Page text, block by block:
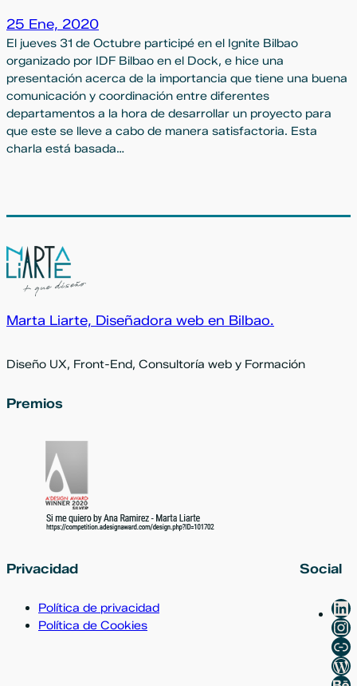
25 Ene, 2020
El jueves 31 de Octubre participé en el Ignite Bilbao
organizado por IDF Bilbao en el Dock, e hice una
presentación acerca de la importancia que tiene una buena
comunicación y coordinación entre diferentes
departamentos a la hora de desarrollar un proyecto para
que este se lleve a cabo de manera satisfactoria. Esta
charla está basada…
Marta Liarte, Diseñadora web en Bilbao.
Diseño UX, Front-End, Consultoría web y Formación
Premios
Privacidad
Política de privacidad
Política de Cookies
Social